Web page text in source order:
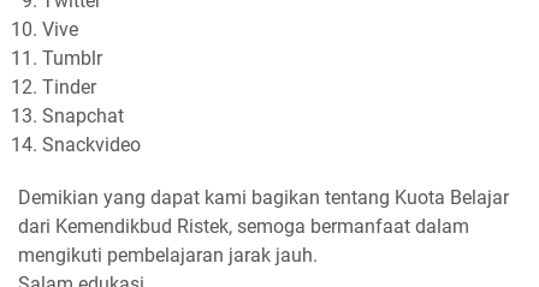
Vive
Tumblr
Tinder
Snapchat
Snackvideo
Demikian yang dapat kami bagikan tentang Kuota Belajar
dari Kemendikbud Ristek, semoga bermanfaat dalam
mengikuti pembelajaran jarak jauh.